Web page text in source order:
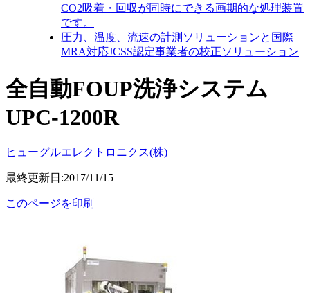
CO2吸着・回収が同時にできる画期的な処理装置
です。
圧力、温度、流速の計測ソリューションと国際
MRA対応JCSS認定事業者の校正ソリューション
全自動FOUP洗浄システム
UPC-1200R
ヒューグルエレクトロニクス(株)
最終更新日:2017/11/15
このページを印刷